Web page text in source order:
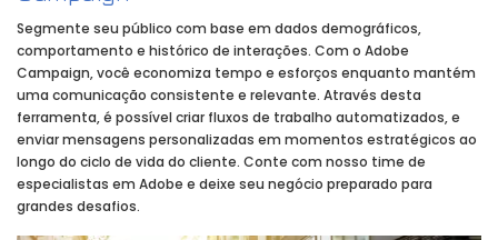
Segmente seu público com base em dados demográficos,
comportamento e histórico de interações. Com o Adobe
Campaign, você economiza tempo e esforços enquanto mantém
uma comunicação consistente e relevante. Através desta
ferramenta, é possível criar fluxos de trabalho automatizados, e
enviar mensagens personalizadas em momentos estratégicos ao
longo do ciclo de vida do cliente. Conte com nosso time de
especialistas em Adobe e deixe seu negócio preparado para
grandes desafios.